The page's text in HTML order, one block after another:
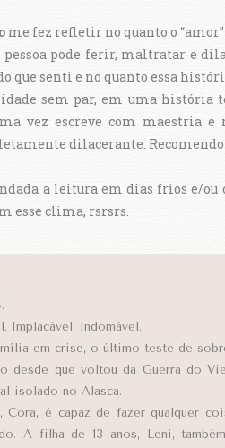
me fez refletir no quanto o
pessoa pode ferir, maltratar e
que senti e no quanto essa
sem par, em uma história
vez escreve com maestria
dilacerante.
a leitura em dias frios e/
esse clima, rsrsrs.
Implacável. Indomável.
em crise, o último teste de
desde que voltou da Guerra do
isolado no Alasca.
Cora, é capaz de fazer qualquer
A filha de 13 anos, Leni,